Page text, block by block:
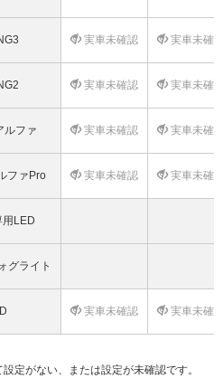
実車未確認 実車未確
実車未確認 実車未確
ルファ 実車未確認 実車未確
ファPro 実車未確認 実車未確
用LED
グライト
実車未確認 実車未確
定がない、または設定が未確認です。